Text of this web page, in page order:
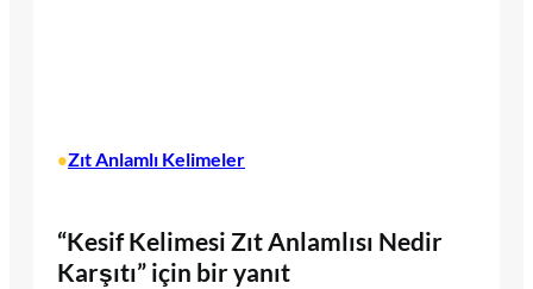
•Zıt Anlamlı Kelimeler
“Kesif Kelimesi Zıt Anlamlısı Nedir
Karşıtı” için bir yanıt